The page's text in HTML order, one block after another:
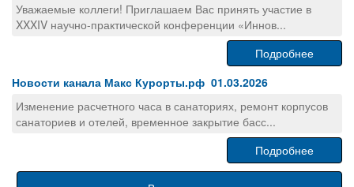
Уважаемые коллеги! Приглашаем Вас принять участие в
XXXIV научно-практической конференции «Иннов...
Подробнее
Новости канала Макс Курорты.рф 01.03.2026
Изменение расчетного часа в санаториях, ремонт корпусов
санаториев и отелей, временное закрытие басс...
Подробнее